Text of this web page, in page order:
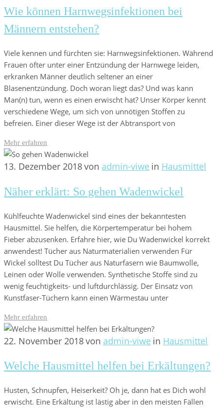
Wie können Harnwegsinfektionen bei
Männern entstehen?
Viele kennen und fürchten sie: Harnwegsinfektionen. Während
Frauen öfter unter einer Entzündung der Harnwege leiden,
erkranken Männer deutlich seltener an einer
Blasenentzündung. Doch woran liegt das? Und was kann
Man(n) tun, wenn es einen erwischt hat? Unser Körper kennt
verschiedene Wege, um sich von unnötigen Stoffen zu
befreien. Einer dieser Wege ist der Abtransport von
Mehr erfahren
13. Dezember 2018von admin-viwe in Hausmittel
Näher erklärt: So gehen Wadenwickel
Kühlfeuchte Wadenwickel sind eines der bekanntesten
Hausmittel. Sie helfen, die Körpertemperatur bei hohem
Fieber abzusenken. Erfahre hier, wie Du Wadenwickel korrekt
anwendest! Tücher aus Naturmaterialien verwenden Für
Wickel solltest Du Tücher aus Naturfasern wie Baumwolle,
Leinen oder Wolle verwenden. Synthetische Stoffe sind zu
wenig feuchtigkeits- und luftdurchlässig. Der Einsatz von
Kunstfaser-Tüchern kann einen Wärmestau unter
Mehr erfahren
22. November 2018von admin-viwe in Hausmittel
Welche Hausmittel helfen bei Erkältungen?
Husten, Schnupfen, Heiserkeit? Oh je, dann hat es Dich wohl
erwischt. Eine Erkältung ist lästig aber in den meisten Fällen